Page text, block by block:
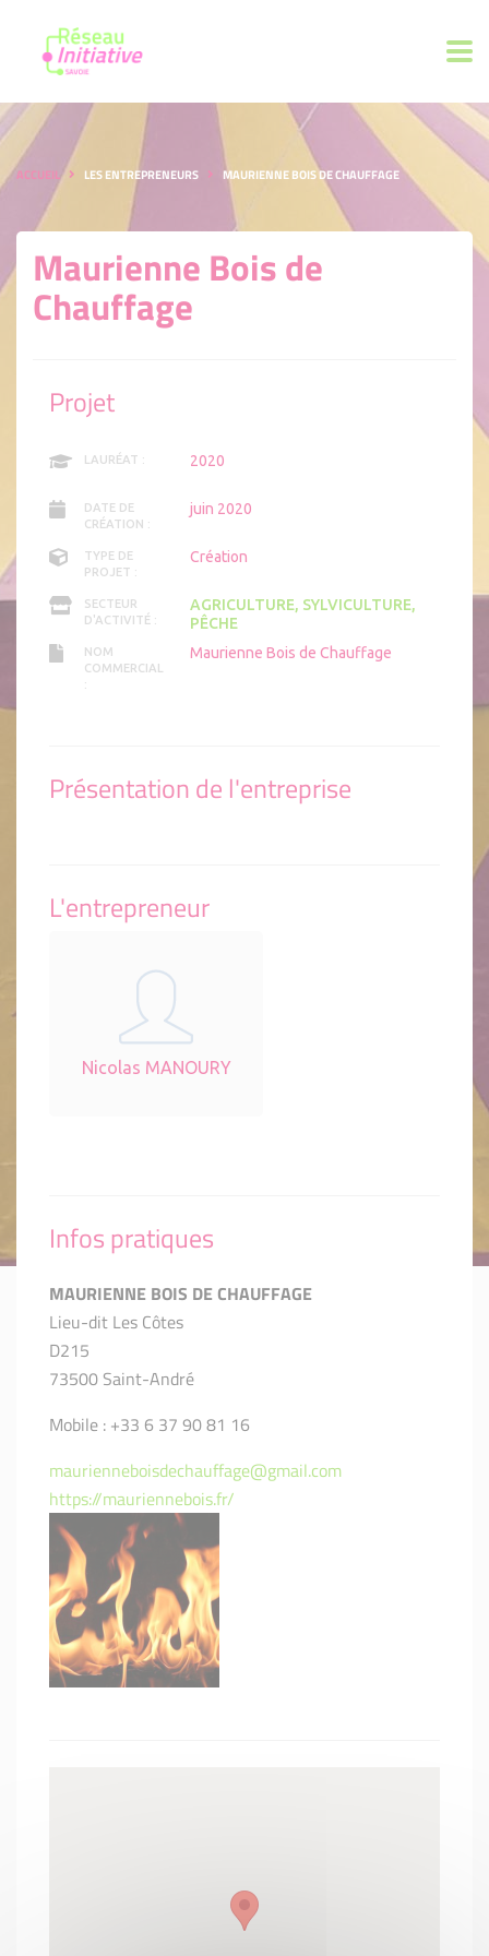
ACCUEIL LES ENTREPRENEURS MAURIENNE BOIS DE CHAUFFAGE
Maurienne Bois de
Chauffage
Projet
LAURÉAT : 2020
DATE DE
CRÉATION :
juin 2020
TYPE DE
PROJET :
Création
SECTEUR
D'ACTIVITÉ :
AGRICULTURE, SYLVICULTURE,
PÊCHE
NOM
COMMERCIAL
:
Maurienne Bois de Chauffage
Présentation de l'entreprise
L'entrepreneur
Nicolas MANOURY
Infos pratiques
MAURIENNE BOIS DE CHAUFFAGE
Lieu-dit Les Côtes
D215
73500 Saint-André
Mobile : +33 6 37 90 81 16
maurienneboisdechauffage@gmail.com
https://mauriennebois.fr/